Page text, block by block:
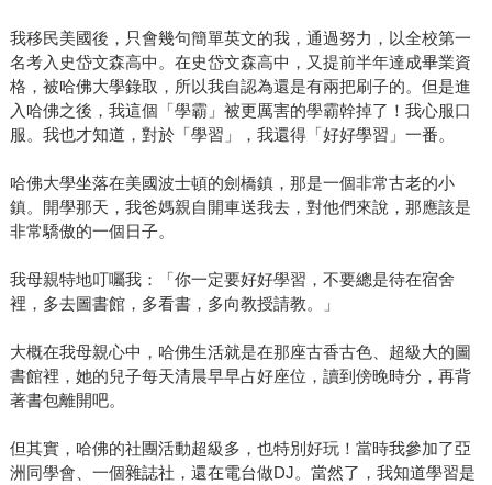
我移民美國後，只會幾句簡單英文的我，通過努力，以全校第一
名考入史岱文森高中。在史岱文森高中，又提前半年達成畢業資
格，被哈佛大學錄取，所以我自認為還是有兩把刷子的。但是進
入哈佛之後，我這個「學霸」被更厲害的學霸幹掉了！我心服口
服。我也才知道，對於「學習」，我還得「好好學習」一番。
哈佛大學坐落在美國波士頓的劍橋鎮，那是一個非常古老的小
鎮。開學那天，我爸媽親自開車送我去，對他們來說，那應該是
非常驕傲的一個日子。
我母親特地叮囑我：「你一定要好好學習，不要總是待在宿舍
裡，多去圖書館，多看書，多向教授請教。」
大概在我母親心中，哈佛生活就是在那座古香古色、超級大的圖
書館裡，她的兒子每天清晨早早占好座位，讀到傍晚時分，再背
著書包離開吧。
但其實，哈佛的社團活動超級多，也特別好玩！當時我參加了亞
洲同學會、一個雜誌社，還在電台做DJ。當然了，我知道學習是